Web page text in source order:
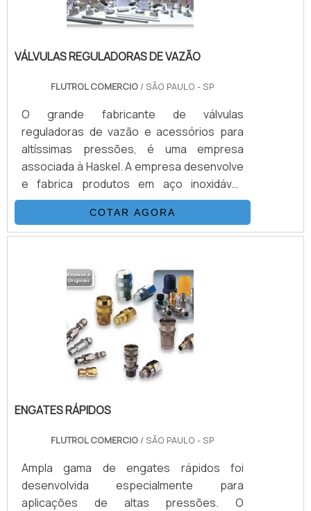
VÁLVULAS REGULADORAS DE VAZÃO
FLUTROL COMERCIO / SÃO PAULO - SP
O grande fabricante de válvulas
reguladoras de vazão e acessórios para
altíssimas pressões, é uma empresa
associada à Haskel. A empresa desenvolve
e fabrica produtos em aço inoxidável,
monel e hasteloy, seus principais ítens são
Válvulas Esfera, Agulha, Retenção, Tubos
Conexões e Niple. Também fornece
atuadas e conexões. Suas principais
aplicações são sistemas hidráulicos,
equipamentos e sistemas para gases e
aplicações para Sub-Sea.VANTAGENS QUE
NORMALMEN.
COTAR AGORA
ENGATES RÁPIDOS
FLUTROL COMERCIO / SÃO PAULO - SP
Ampla gama de engates rápidos foi
desenvolvida especialmente para
aplicações de altas pressões. O